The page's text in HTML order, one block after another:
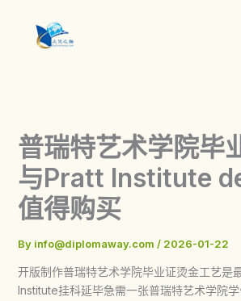
content
普瑞特艺术学院毕
与Pratt Institute
值得购买
By info@diplomaway.com / 2026-01-22
开版制作普瑞特艺术学院毕业证烫金工艺是
Institute挂科延毕急需一张普瑞特艺术学院